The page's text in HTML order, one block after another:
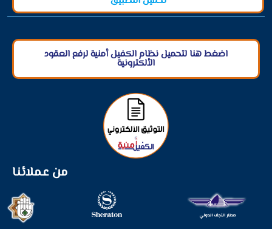
اضغط هنا لتحميل نظام الكفيل أمنية لرفع العقود
الألكترونية
من عملائنا